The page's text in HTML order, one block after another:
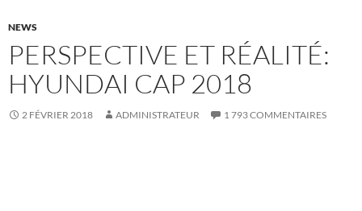
NEWS
PERSPECTIVE ET RÉALITÉ:
HYUNDAI CAP 2018
2 FÉVRIER 2018 ADMINISTRATEUR 1 793 COMMENTAIRES